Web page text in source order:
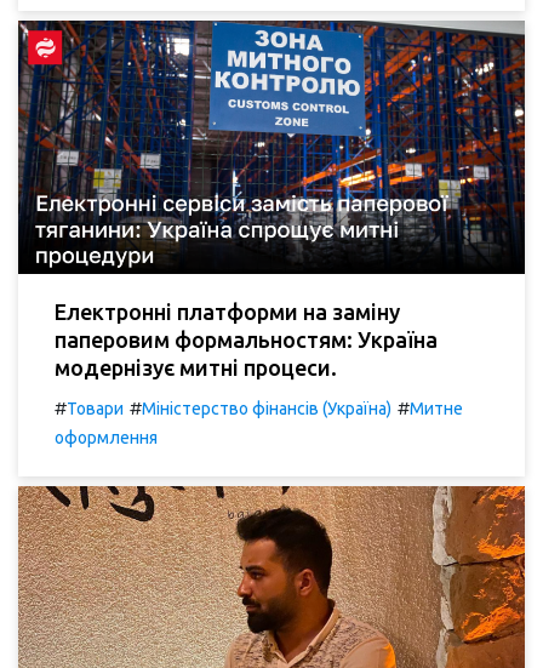
Електронні платформи на заміну
паперовим формальностям: Україна
модернізує митні процеси.
#Товари #Міністерство фінансів (Україна) #Митне
оформлення